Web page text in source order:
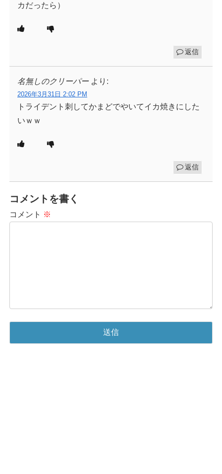
カだったら）
返信
名無しのクリーパー より:
2026年3月31日 2:02 PM
トライデント刺してかまどでやいてイカ焼きにした
いｗｗ
返信
コメントを書く
コメント ※